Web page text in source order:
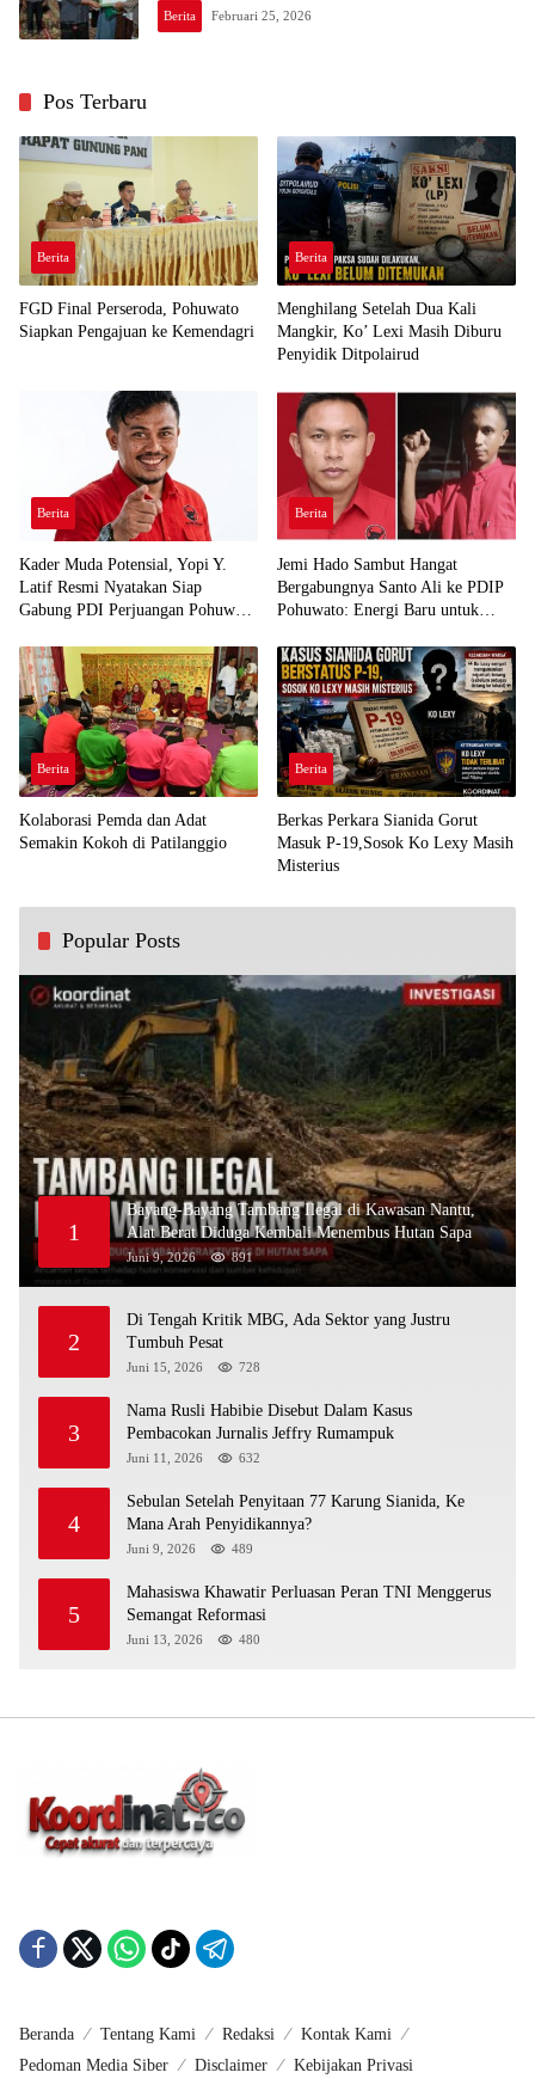
Berita Februari 25, 2026
Pos Terbaru
Berita
FGD Final Perseroda, Pohuwato
Siapkan Pengajuan ke Kemendagri
Berita
Menghilang Setelah Dua Kali
Mangkir, Ko’ Lexi Masih Diburu
Penyidik Ditpolairud
Berita
Kader Muda Potensial, Yopi Y.
Latif Resmi Nyatakan Siap
Gabung PDI Perjuangan Pohuwato
Berita
Jemi Hado Sambut Hangat
Bergabungnya Santo Ali ke PDIP
Pohuwato: Energi Baru untuk
Berita
Kolaborasi Pemda dan Adat
Semakin Kokoh di Patilanggio
Berita
Berkas Perkara Sianida Gorut
Masuk P-19,Sosok Ko Lexy Masih
Misterius
Popular Posts
1
Bayang-Bayang Tambang Ilegal di Kawasan Nantu,
Alat Berat Diduga Kembali Menembus Hutan Sapa
Juni 9, 2026 891
2
Di Tengah Kritik MBG, Ada Sektor yang Justru
Tumbuh Pesat
Juni 15, 2026 728
3
Nama Rusli Habibie Disebut Dalam Kasus
Pembacokan Jurnalis Jeffry Rumampuk
Juni 11, 2026 632
4
Sebulan Setelah Penyitaan 77 Karung Sianida, Ke
Mana Arah Penyidikannya?
Juni 9, 2026 489
5
Mahasiswa Khawatir Perluasan Peran TNI Menggerus
Semangat Reformasi
Juni 13, 2026 480
Beranda Tentang Kami Redaksi
Kontak Kami
Pedoman Media Siber
Disclaimer Kebijakan Privasi